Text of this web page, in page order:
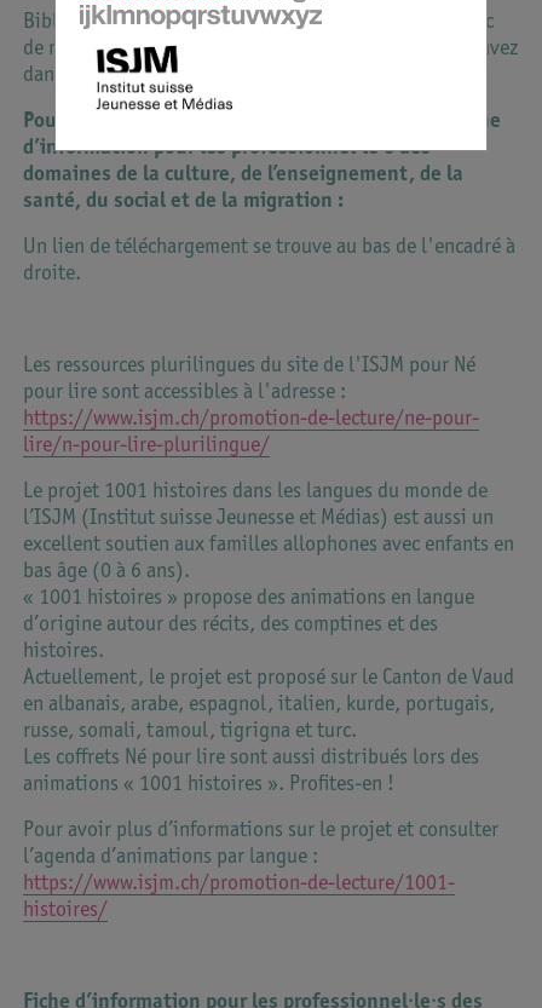
Bibliomedia et l’ISJM vous soutiennent volontiers avec
de nombreuses astuces et les documents que vous trouvez
dans ce site.
Pour vous inspirer, vous pouvez consulter notre fiche
d’information pour les professionnel·le·s des
domaines de la culture, de l’enseignement, de la
santé, du social et de la migration :
Un lien de téléchargement se trouve au bas de l'encadré à
droite.
Les ressources plurilingues du site de l'ISJM pour Né
pour lire sont accessibles à l'adresse :
https://www.isjm.ch/promotion-de-lecture/ne-pour-
lire/n-pour-lire-plurilingue/
Le projet 1001 histoires dans les langues du monde de
l’ISJM (Institut suisse Jeunesse et Médias) est aussi un
excellent soutien aux familles allophones avec enfants en
bas âge (0 à 6 ans).
« 1001 histoires » propose des animations en langue
d’origine autour des récits, des comptines et des
histoires.
Actuellement, le projet est proposé sur le Canton de Vaud
en albanais, arabe, espagnol, italien, kurde, portugais,
russe, somali, tamoul, tigrigna et turc.
Les coffrets Né pour lire sont aussi distribués lors des
animations « 1001 histoires ». Profites-en !
Pour avoir plus d’informations sur le projet et consulter
l’agenda d’animations par langue :
https://www.isjm.ch/promotion-de-lecture/1001-
histoires/
Fiche d’information pour les professionnel·le·s des